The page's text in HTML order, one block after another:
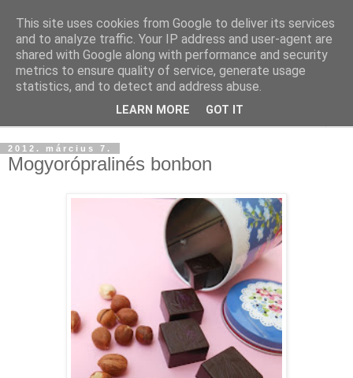
2012. március 7.
Mogyorópralinés bonbon
This site uses cookies from Google to deliver its services
and to analyze traffic. Your IP address and user-agent are
shared with Google along with performance and security
metrics to ensure quality of service, generate usage
statistics, and to detect and address abuse.
LEARN MORE GOT IT